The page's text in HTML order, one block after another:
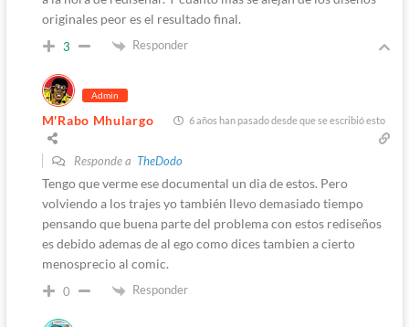
originales peor es el resultado final.
3 Responder
Admin
M'Rabo Mhulargo 6 años han pasado desde que se escribió esto
Responde a TheDodo
Tengo que verme ese documental un dia de estos. Pero
volviendo a los trajes yo también llevo demasiado tiempo
pensando que buena parte del problema con estos rediseños
es debido ademas de al ego como dices tambien a cierto
menosprecio al comic.
0 Responder